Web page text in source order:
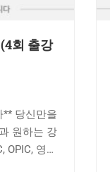
회 출강
당신만을
원하는 강
영어